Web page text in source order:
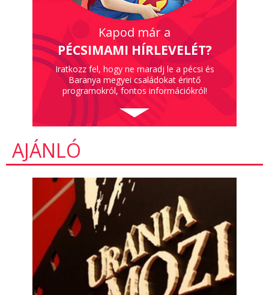
Kapod már a
PÉCSIMAMI HÍRLEVELÉT?
Iratkozz fel, hogy ne maradj le a pécsi és
Baranya megyei családokat érintő
programokról, fontos információkról!
AJÁNLÓ